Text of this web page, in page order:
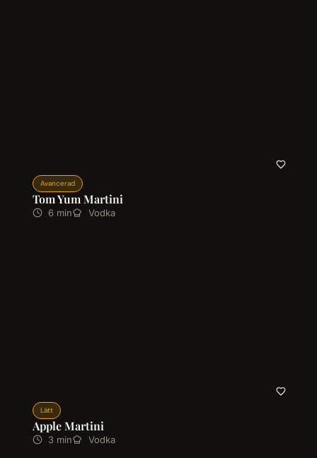
Avancerad
Tom Yum Martini
6 min Vodka
Lätt
Apple Martini
3 min Vodka